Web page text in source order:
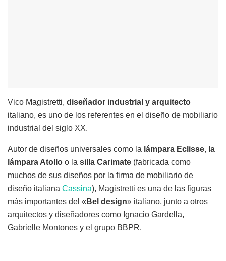
Vico Magistretti, diseñador industrial y arquitecto
italiano, es uno de los referentes en el diseño de mobiliario
industrial del siglo XX.
Autor de diseños universales como la lámpara Eclisse, la
lámpara Atollo o la silla Carimate (fabricada como
muchos de sus diseños por la firma de mobiliario de
diseño italiana Cassina), Magistretti es una de las figuras
más importantes del « Bel design» italiano, junto a otros
arquitectos y diseñadores como Ignacio Gardella,
Gabrielle Montones y el grupo BBPR.